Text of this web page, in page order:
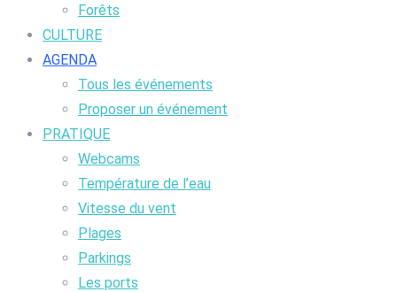
Forêts
CULTURE
AGENDA
Tous les événements
Proposer un événement
PRATIQUE
Webcams
Température de l’eau
Vitesse du vent
Plages
Parkings
Les ports